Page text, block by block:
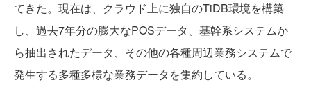
てきた。現在は、クラウド上に独自のTiDB環境を構築
し、過去7年分の膨大なPOSデータ、基幹系システムか
ら抽出されたデータ、その他の各種周辺業務システムで
発生する多種多様な業務データを集約している。